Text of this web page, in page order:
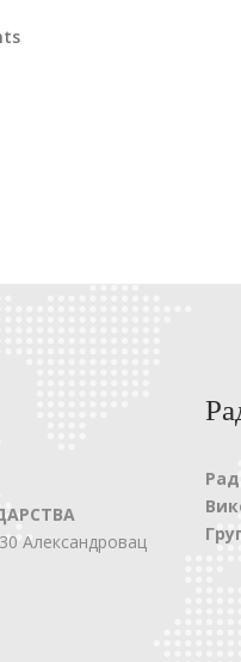
Александровац